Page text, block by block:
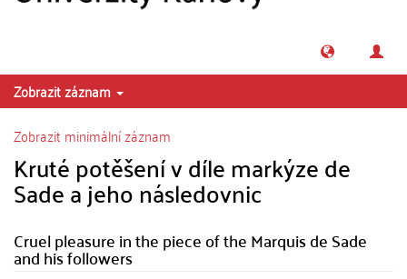
Zobrazit záznam
Zobrazit minimální záznam
Kruté potěšení v díle markýze de
Sade a jeho následovnic
Cruel pleasure in the piece of the Marquis de Sade
and his followers